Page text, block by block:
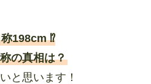
198cm ⁉︎
の真相は？
と思います！